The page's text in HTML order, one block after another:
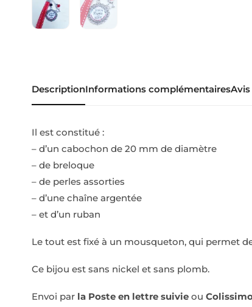
DescriptionInformations complémentairesAvis
Il est constitué :
– d’un cabochon de 20 mm de diamètre
– de breloque
– de perles assorties
– d’une chaîne argentée
– et d’un ruban
Le tout est fixé à un mousqueton, qui permet
Ce bijou est sans nickel et sans plomb.
Envoi par la Poste en lettre suivie ou